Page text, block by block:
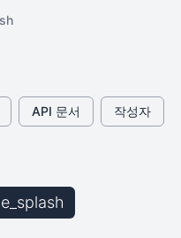
API 문서 작성자